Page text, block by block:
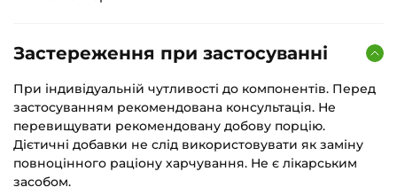
Застереження при застосуванні
При індивідуальній чутливості до компонентів. Перед
застосуванням рекомендована консультація. Не
перевищувати рекомендовану добову порцію.
Дієтичні добавки не слід використовувати як заміну
повноцінного раціону харчування. Не є лікарським
засобом.